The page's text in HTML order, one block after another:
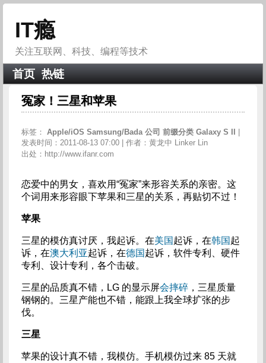
IT瘾
关注互联网、科技、编程等技术
首页 热链
冤家！三星和苹果
标签： Apple/iOS Samsung/Bada 公司 前缀分类 Galaxy S
发表时间：2011-08-13 07:00 | 作者：黄龙中 Linker Lin
出处：http://www.ifanr.com
恋爱中的男女，喜欢用“冤家”来形容关系的亲密。这
个词用来形容眼下苹果和三星的关系，再贴切不过！
苹果
三星的模仿真讨厌，我起诉。在美国起诉，在韩国起
诉，在澳大利亚起诉，在德国起诉，软件专利、硬件
专利、设计专利，各个击破。
三星的品质真不错，LG 的显示屏会摔碎，三星质量
钢钢的。三星产能也不错，能跟上我全球扩张的步
伐。
三星
苹果的设计真不错，我模仿。手机模仿过来 85 天就